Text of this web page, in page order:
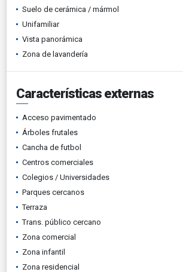
Suelo de cerámica / mármol
Unifamiliar
Vista panorámica
Zona de lavandería
Características externas
Acceso pavimentado
Árboles frutales
Cancha de futbol
Centros comerciales
Colegios / Universidades
Parques cercanos
Terraza
Trans. público cercano
Zona comercial
Zona infantil
Zona residencial